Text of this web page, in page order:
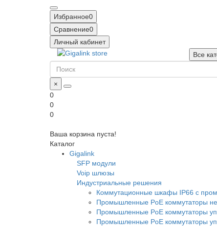
Избранное0
Сравнение0
Личный кабинет
Все
×
0
0
0
Ваша корзина пуста!
Каталог
Gigalink
SFP модули
Voip шлюзы
Индустриальные решения
Коммутационные шкафы IP66 c
Промышленные PoE коммутаторы
Промышленные PoE коммутаторы
Промышленные PoE коммутаторы